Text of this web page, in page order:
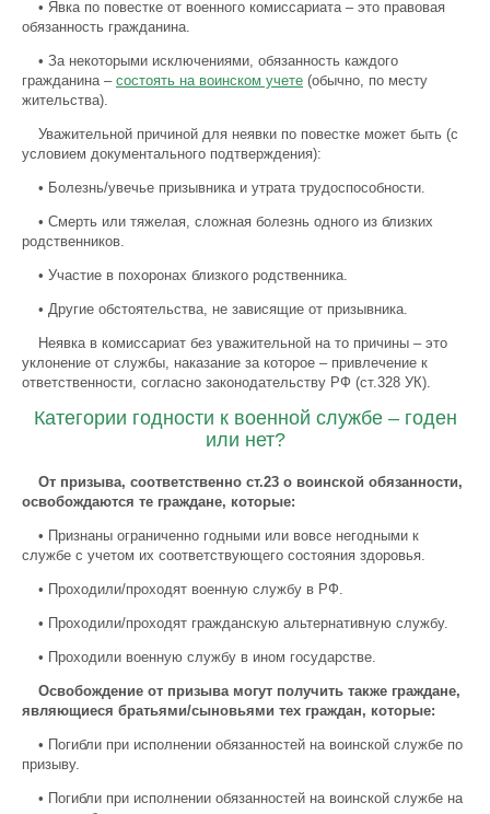
• Явка по повестке от военного комиссариата – это правовая
обязанность гражданина.
• За некоторыми исключениями, обязанность каждого
гражданина – состоять на воинском учете (обычно, по месту
жительства).
Уважительной причиной для неявки по повестке может быть (с
условием документального подтверждения):
• Болезнь/увечье призывника и утрата трудоспособности.
• Смерть или тяжелая, сложная болезнь одного из близких
родственников.
• Участие в похоронах близкого родственника.
• Другие обстоятельства, не зависящие от призывника.
Неявка в комиссариат без уважительной на то причины – это
уклонение от службы, наказание за которое – привлечение к
ответственности, согласно законодательству РФ (ст.328 УК).
Категории годности к военной службе – годен
или нет?
От призыва, соответственно ст.23 о воинской обязанности,
освобождаются те граждане, которые:
• Признаны ограниченно годными или вовсе негодными к
службе с учетом их соответствующего состояния здоровья.
• Проходили/проходят военную службу в РФ.
• Проходили/проходят гражданскую альтернативную службу.
• Проходили военную службу в ином государстве.
Освобождение от призыва могут получить также граждане,
являющиеся братьями/сыновьями тех граждан, которые:
• Погибли при исполнении обязанностей на воинской службе по
призыву.
• Погибли при исполнении обязанностей на воинской службе на